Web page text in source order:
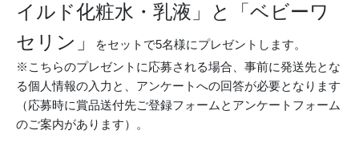
イルド化粧水・乳液」と「ベビーワ
セリン」
をセットで5名様にプレゼントします。
※こちらのプレゼントに応募される場合、事前に発送先とな
る個人情報の入力と、アンケートへの回答が必要となります
（応募時に賞品送付先ご登録フォームとアンケートフォーム
のご案内があります）。